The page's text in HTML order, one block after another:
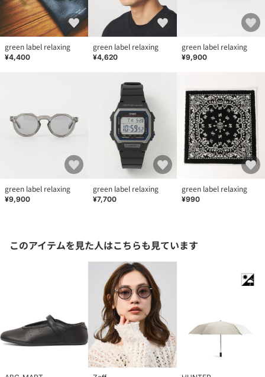
green label relaxing
¥4,400
green label relaxing
¥4,620
green label relaxing
¥9,900
green label relaxing
¥9,900
green label relaxing
¥7,700
green label relaxing
¥990